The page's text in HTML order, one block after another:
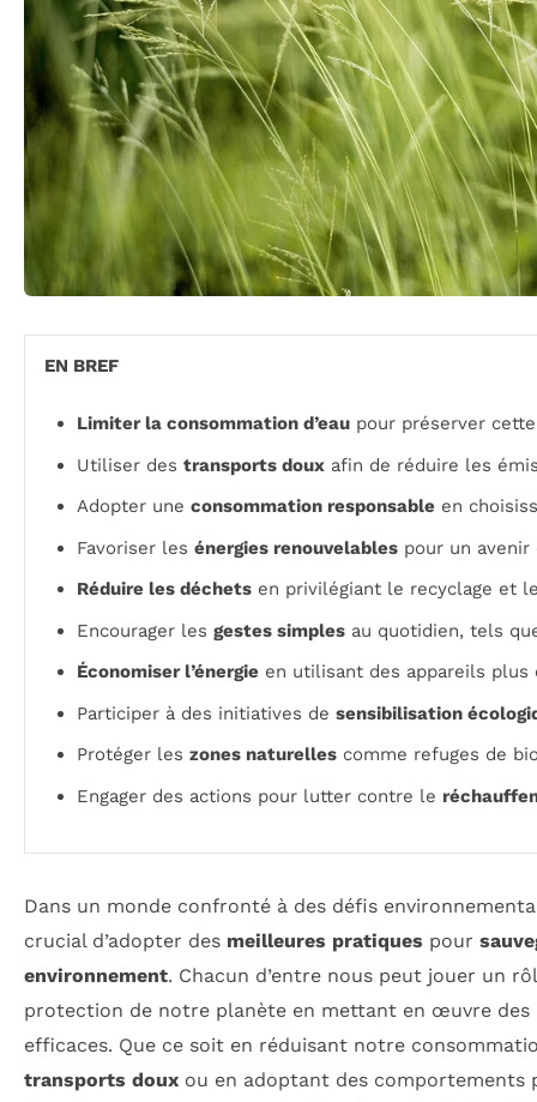
EN BREF
Limiter la consommation d’eau pour préserver
Utiliser des transports doux afin de réduire les
Adopter une consommation responsable en
Favoriser les énergies renouvelables pour un
Réduire les déchets en privilégiant le recyclage et
Encourager les gestes simples au quotidien, tels
Économiser l’énergie en utilisant des appareils plus
Participer à des initiatives de sensibilisation
Protéger les zones naturelles comme refuges de
Engager des actions pour lutter contre le
Dans un monde confronté à des défis
crucial d’adopter des meilleures pratiques pour
environnement. Chacun d’entre nous peut jouer un
protection de notre planète en mettant en œuvre des
efficaces. Que ce soit en réduisant notre
transports doux ou en adoptant des comportements